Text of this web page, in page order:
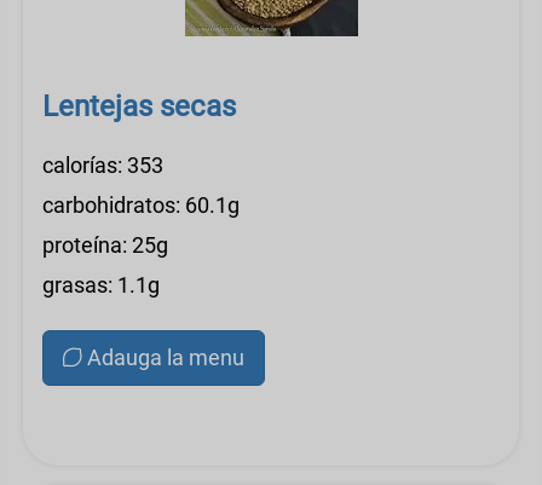
Lentejas secas
calorías: 353
carbohidratos: 60.1g
proteína: 25g
grasas: 1.1g
Adauga la menu